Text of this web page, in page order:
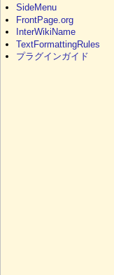
SideMenu
FrontPage.org
InterWikiName
TextFormattingRules
プラグインガイド